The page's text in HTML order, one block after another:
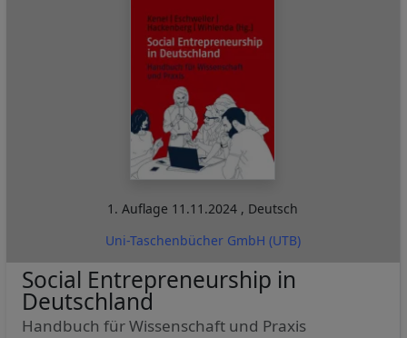
1. Auflage 11.11.2024 , Deutsch
Uni-Taschenbücher GmbH (UTB)
Social Entrepreneurship in
Deutschland
Handbuch für Wissenschaft und Praxis